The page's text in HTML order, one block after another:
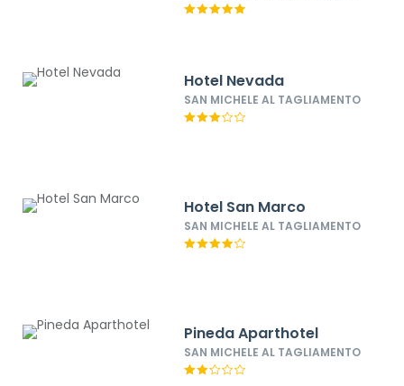
Hotel Nevada
SAN MICHELE AL TAGLIAMENTO
Hotel San Marco
SAN MICHELE AL TAGLIAMENTO
Pineda Aparthotel
SAN MICHELE AL TAGLIAMENTO